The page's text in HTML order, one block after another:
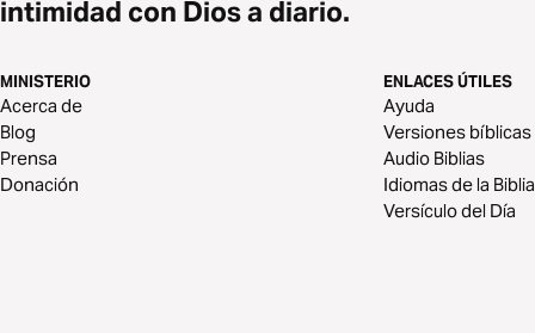
intimidad con Dios a diario.
MINISTERIO
Acerca de
Blog
Prensa
Donación
ENLACES ÚTILES
Ayuda
Versiones bíblicas
Audio Biblias
Idiomas de la Biblia
Versículo del Día